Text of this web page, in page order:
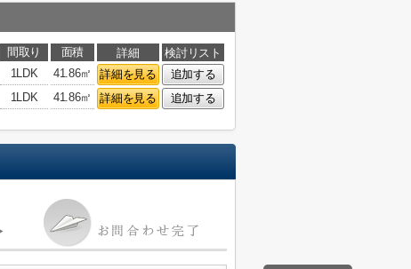
間取り 面積 詳細
検討リスト
1LDK 41.86㎡ 詳細を見る
追加する
1LDK 41.86㎡ 詳細を見る 追加する